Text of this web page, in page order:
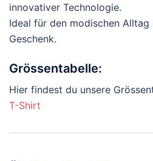
innovativer Technologie.
Ideal für den modischen
Geschenk.
Grössentabelle:
Hier findest du unsere
T-Shirt